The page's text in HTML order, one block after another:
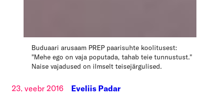
Buduaari arusaam PREP paarisuhte koolitusest:
"Mehe ego on vaja poputada, tahab teie tunnustust."
Naise vajadused on ilmselt teisejärgulised.
23. veebr 2016 Eveliis Padar